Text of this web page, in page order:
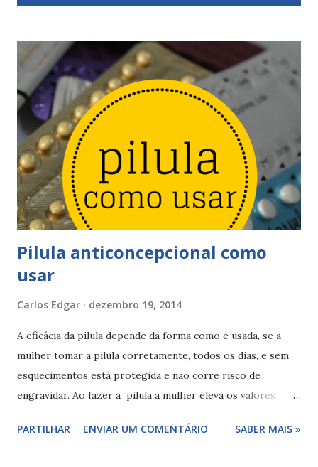
Pilula anticoncepcional como
usar
Carlos Edgar dezembro 19, 2014
A eficácia da pilula depende da forma como é usada, se a
mulher tomar a pilula corretamente, todos os dias, e sem
esquecimentos está protegida e não corre risco de
engravidar. Ao fazer a pilula a mulher eleva os valores
ciclo menstrual normal evitando a libertação do óvulo (
PARTILHAR ENVIAR UM COMENTÁRIO SABER MAIS »